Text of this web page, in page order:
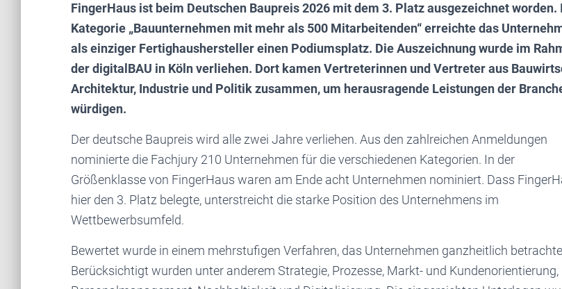
FingerHaus ist beim Deutschen Baupreis 2026 mit dem 3. Platz ausgezeichnet worden.
Kategorie „Bauunternehmen mit mehr als 500 Mitarbeitenden“ erreichte das
als einziger Fertighaushersteller einen Podiumsplatz. Die Auszeichnung wurde im
der digitalBAU in Köln verliehen. Dort kamen Vertreterinnen und Vertreter aus
Architektur, Industrie und Politik zusammen, um herausragende Leistungen der
würdigen.
Der deutsche Baupreis wird alle zwei Jahre verliehen. Aus den zahlreichen Anmeldungen
nominierte die Fachjury 210 Unternehmen für die verschiedenen Kategorien. In der
Größenklasse von FingerHaus waren am Ende acht Unternehmen nominiert. Dass
hier den 3. Platz belegte, unterstreicht die starke Position des Unternehmens im
Wettbewerbsumfeld.
Bewertet wurde in einem mehrstufigen Verfahren, das Unternehmen ganzheitlich
Berücksichtigt wurden unter anderem Strategie, Prozesse, Markt- und Kundenorientierung,